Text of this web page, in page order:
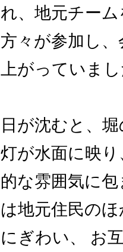
れ、地元チー
方々が参加し
上がっていま
日が沈むと、
灯が水面に映
的な雰囲気に
は地元住民の
にぎわい、 お